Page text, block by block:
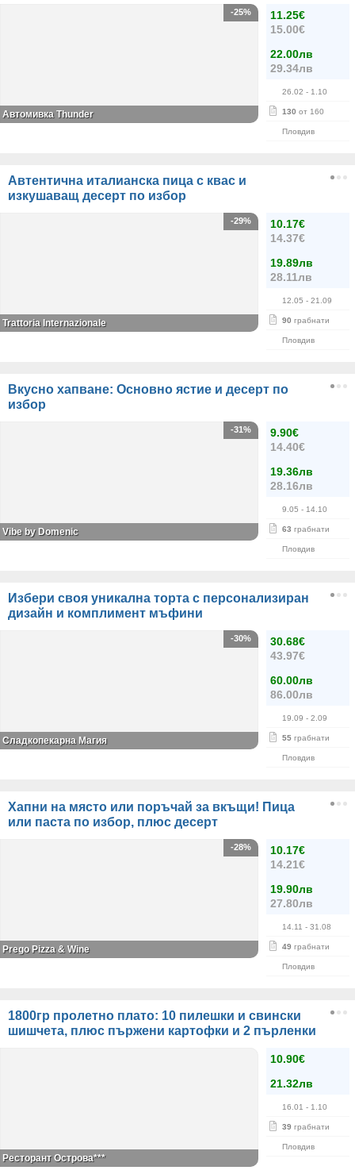
11.25€
15.00€
22.00лв
29.34лв
26.02 - 1.10
130 от 160
Пловдив
-25%
Автомивка Thunder
Автентична италианска пица с квас и
изкушаващ десерт по избор
10.17€
14.37€
19.89лв
28.11лв
12.05 - 21.09
90 грабнати
Пловдив
-29%
Trattoria Internazionale
Вкусно хапване: Основно ястие и десерт по
избор
9.90€
14.40€
19.36лв
28.16лв
9.05 - 14.10
63 грабнати
Пловдив
-31%
Vibe by Domenic
Избери своя уникална торта с персонализиран
дизайн и комплимент мъфини
30.68€
43.97€
60.00лв
86.00лв
19.09 - 2.09
55 грабнати
Пловдив
-30%
Сладкопекарна Магия
Хапни на място или поръчай за вкъщи! Пица
или паста по избор, плюс десерт
10.17€
14.21€
19.90лв
27.80лв
14.11 - 31.08
49 грабнати
Пловдив
-28%
Prego Pizza & Wine
1800гр пролетно плато: 10 пилешки и свински
шишчета, плюс пържени картофки и 2 пърленки
10.90€
21.32лв
16.01 - 1.10
39 грабнати
Пловдив
Ресторант Острова***